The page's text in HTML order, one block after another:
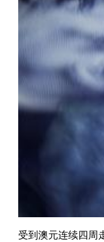
受到澳元连续四周